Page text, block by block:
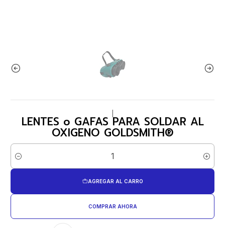
LENTES o GAFAS PARA SOLDAR AL
OXIGENO GOLDSMITH®
Cantidad
AGREGAR AL CARRO
COMPRAR AHORA